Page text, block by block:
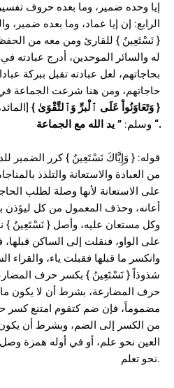
إيا وحده ضمير، وما بعده حروف
الرابع: إن إيا عماد، وما بعده
{ نَسْتَعِينُ } للقارئ ومن معه من
له والسائر الموحدين، أدرج عبادته
بحاجاتهم، لعل عبادته تقبل ببركة
حاجاتهم، ومن هنا شرعت الجماعة
{ وَتَعَاوَنُواْ عَلَى ٱلْبرِّ وَٱلتَّقْوَىٰ }
وسلم: ” يد الله مع الجماعة “.
قوله: { وَإِيَّاكَ نَسْتَعِينُ } كرر الضمير
من العبادة والاستعانة والتلذذ
على الاستعانة لأنها وصلة لطلب
أعانه، وحذف المعمول من كل ليؤذن
وكل مستعان عليه، وأصل { نَسْتَعِينُ }
على الواو، فنقلت إلى الساكن قبلها،
وانكسر ما قبلها فقبلت ياء، والقراء
شذوذاً { نَسْتَعِينُ } بكسر حرف
حرف المضارعة، بشرط أن لا يكون
مضموماً، فإن ضم كتقوم امتنع كسر
من الكسر إلى الضم، وبشرط أن
العين نحو علم، أو في أوله همزة
نحو تعلم.